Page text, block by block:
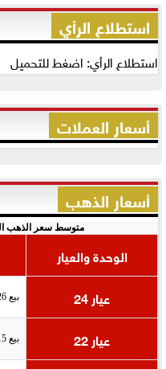
استطلاع الرأي
استطلاع الرأي: اضغط للتحميل
أسعار العملات
أسعار الذهب
متوسط سعر الذهب
الوحدة والعيار
عيار 24
بيع 2,526 شراء 2,537
عيار 22 بيع 2,315 شراء 2,326